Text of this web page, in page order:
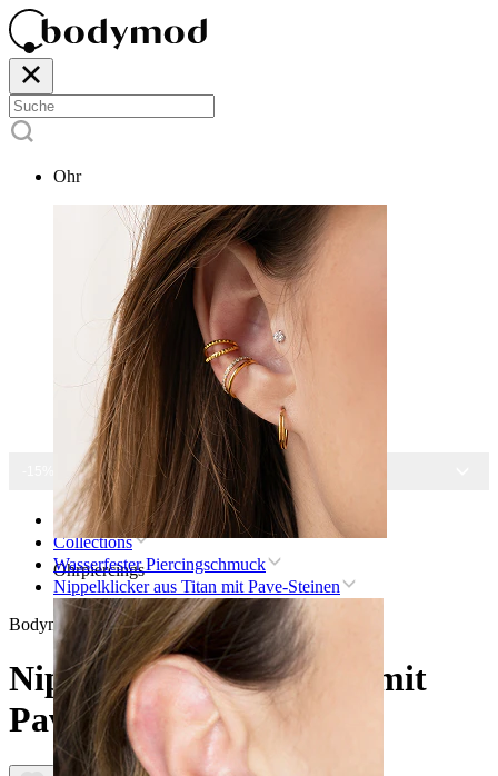
Ohr
Ohrpiercings
-15% AUF ALLEN SCHMUCK
Startseite
Collections
Wasserfester Piercingschmuck
Nippelklicker aus Titan mit Pave-Steinen
Bodymod Premium
Nippelklicker aus Titan mit
Pave-Steinen